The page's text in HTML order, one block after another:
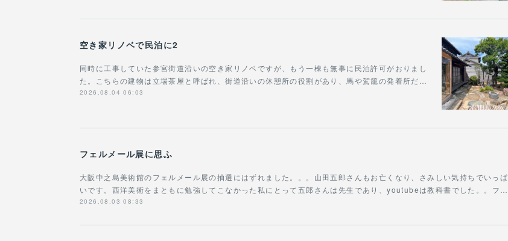
空き家リノベで民泊に2
同時に工事していた参宮街道沿いの空き家リノベですが、もう一棟も無事に民泊許可がおりまし
た。こちらの建物は立場茶屋と呼ばれ、街道沿いの休憩所の役割があり、馬や駕籠の発着所だ…
2026.08.04 06:03
フェルメール展に思ふ
大阪中之島美術館のフェルメール展の抽選にはずれました。。。山田五郎さんもお亡くなり、さみしい気持ちでいっぱ
いです。西洋美術をまともに勉強してこなかった私にとって五郎さんは先生であり、youtubeは教科書でした。。フ…
2026.08.03 08:33